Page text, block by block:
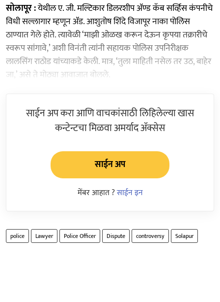
सोलापूर :येथील ए. जी. मल्टिकार डिलरशीप ॲण्ड कॅब सर्व्हिस कंपनीचे
विधी सल्लागार म्हणून ॲड. आशुतोष शिंदे विजापूर नाका पोलिस
ठाण्यात गेले होते. त्यावेळी ‘माझी ओळख करून देऊन कृपया तक्रारीचे
स्वरूप सांगावे,’ अशी विनंती त्यांनी सहायक पोलिस उपनिरीक्षक
लालसिंग राठोड यांच्याकडे केली. मात्र, ‘तुला माहिती नसेल तर उठ, बाहेर
जा,’ असे ते मोठ्या आवाजात बोलले.
साईन अप करा आणि वाचकांसाठी लिहिलेल्या खास
कन्टेन्टचा मिळवा अमर्याद ॲक्सेस
साईन अप
मेंबर आहात ?साईन इन
police Lawyer Police Officer Dispute controversy Solapur